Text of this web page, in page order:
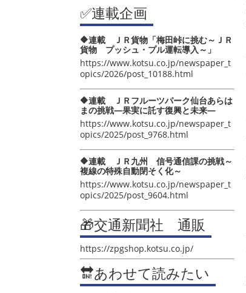
✅連載企画
🔶連載 ＪＲ貨物「梅田峠に挑む～ＪＲ
貨物 プッシュ・プル運転導入～」
https://www.kotsu.co.jp/newspaper_t
opics/2026/post_10188.html
🔶連載 ＪＲフルーツパーク仙台あらは
まの挑戦―果実に託す復興と未来―
https://www.kotsu.co.jp/newspaper_t
opics/2025/post_9768.html
🔶連載 ＪＲ九州 信号通信課の挑戦～
複線の特殊自動閉そく化～
https://www.kotsu.co.jp/newspaper_t
opics/2025/post_9604.html
🎁交通新聞社 通販
https://zpgshop.kotsu.co.jp/
🔛あわせて読みたい